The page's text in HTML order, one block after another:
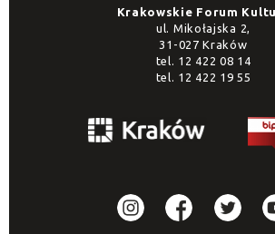
Krakowskie Forum
ul. Mikołajska 2,
31-027 Kraków
tel. 12 422 08 14
tel. 12 422 19 55